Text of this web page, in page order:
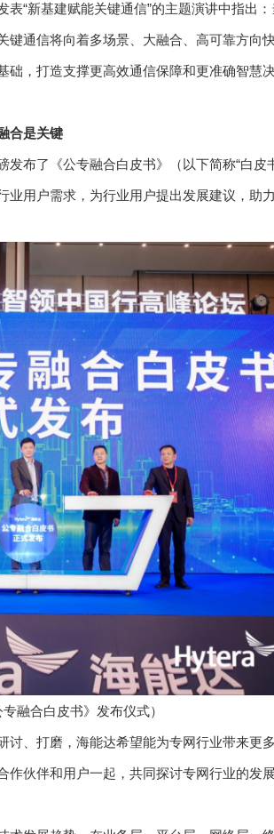
“新基建赋能关键通信”的主题演讲中指出
通信将向着多场景、大融合、高可靠方向
，打造支撑更高效通信保障和更准确智慧
合是关键
布了《公专融合白皮书》（以下简称“白皮
业用户需求，为行业用户提出发展建议，助
专融合白皮书》发布仪式）
、打磨，海能达希望能为专网行业带来更
伙伴和用户一起，共同探讨专网行业的发